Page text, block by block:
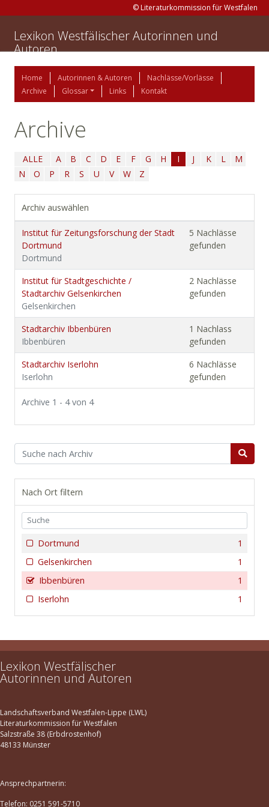
© Literaturkommission für Westfalen
Lexikon Westfälischer Autorinnen und
Autoren
Home Autorinnen & Autoren
Nachlässe/Vorlässe
Archive
Glossar Links Kontakt
Archive
ALLE A B C D E F G H I J K L
M
N
O P R S U V W Z
Archiv auswählen
Institut für Zeitungsforschung der Stadt
Dortmund
Dortmund
5 Nachlässe
gefunden
Institut für Stadtgeschichte /
Stadtarchiv Gelsenkirchen
Gelsenkirchen
2 Nachlässe
gefunden
Stadtarchiv Ibbenbüren
Ibbenbüren
1 Nachlass
gefunden
Stadtarchiv Iserlohn
Iserlohn
6 Nachlässe
gefunden
Archive 1 - 4 von 4
Nach Ort filtern
1
Dortmund
1
Gelsenkirchen
1
Ibbenbüren
1
Iserlohn
Lexikon Westfälischer
Autorinnen und Autoren
Landschaftsverband Westfalen-Lippe (LWL)
Literaturkommission für Westfalen
Salzstraße 38 (Erbdrostenhof)
48133 Münster
Ansprechpartnerin:
Telefon: 0251 591-5710